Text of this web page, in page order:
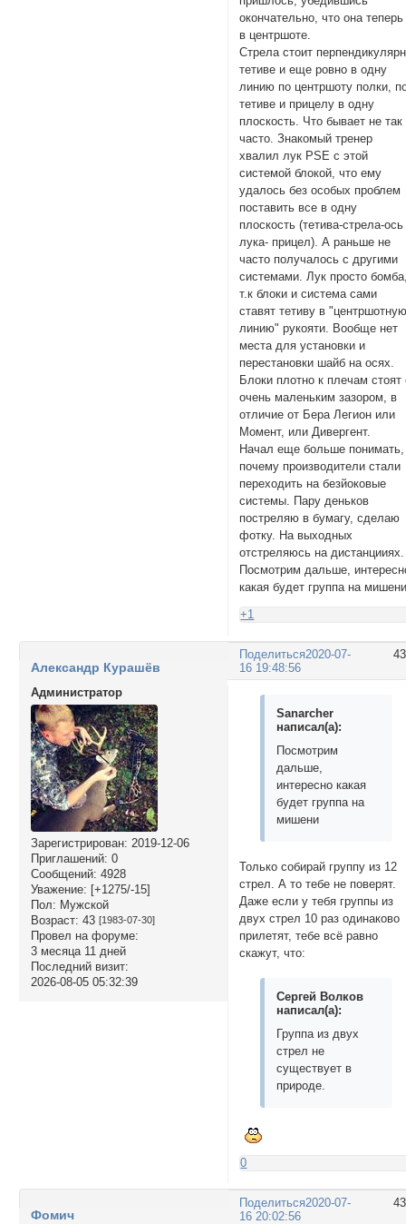
окончательно, что она теперь
в центршоте.
Стрела стоит
тетиве и еще ровно в одну
линию по центршоту полки,
тетиве и прицелу в одну
плоскость. Что бывает не так
часто. Знакомый тренер
хвалил лук PSE с этой
системой блокой, что ему
удалось без особых проблем
поставить все в одну
плоскость (тетива-стрела-ось
лука- прицел). А раньше не
часто получалось с другими
системами. Лук просто
т.к блоки и система сами
ставят тетиву в
линию" рукояти. Вообще нет
места для установки и
перестановки шайб на осях.
Блоки плотно к плечам стоят
очень маленьким зазором, в
отличие от Бера Легион или
Момент, или Дивергент.
Начал еще больше понимать,
почему производители стали
переходить на безйоковые
системы. Пару деньков
постреляю в бумагу, сделаю
фотку. На выходных
отстреляюсь на дистанцииях.
Посмотрим дальше,
какая будет группа на
+1
Поделиться2020-07-
16 19:48:56
Александр Курашёв
Администратор
Зарегистрирован: 2019-12-06
Приглашений: 0
Сообщений: 4928
Уважение: [+1275/-15]
Пол: Мужской
Возраст: 43 [1983-07-30]
Провел на форуме:
3 месяца 11 дней
Последний визит:
2026-08-05 05:32:39
Sanarcher
написал(а):
Посмотрим
дальше,
интересно какая
будет группа на
мишени
Только собирай группу из 12
стрел. А то тебе не поверят.
Даже если у тебя группы из
двух стрел 10 раз одинаково
прилетят, тебе всё равно
скажут, что:
Сергей Волков
написал(а):
Группа из двух
стрел не
существует в
природе.
0
Поделиться2020-07-
16 20:02:56
Фомич